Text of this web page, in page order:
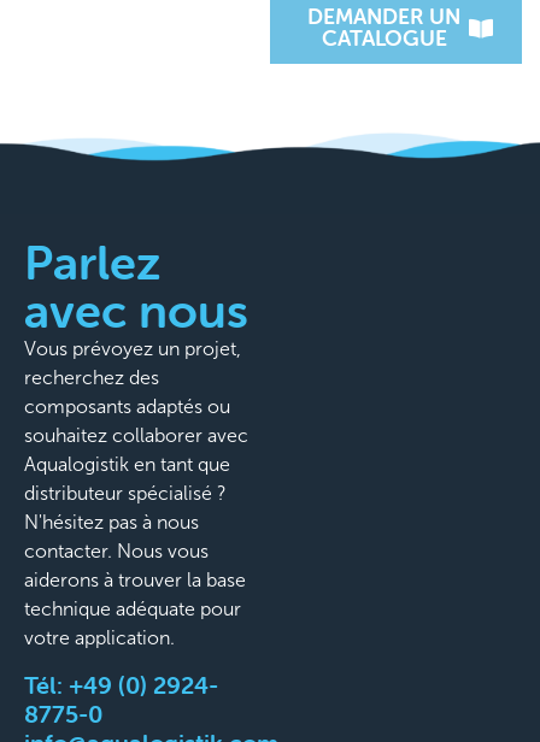
DEMANDER UN
CATALOGUE
Parlez
avec nous
Vous prévoyez un projet,
recherchez des
composants adaptés ou
souhaitez collaborer avec
Aqualogistik en tant que
distributeur spécialisé ?
N'hésitez pas à nous
contacter. Nous vous
aiderons à trouver la base
technique adéquate pour
votre application.
Tél: +49 (0) 2924-
8775-0